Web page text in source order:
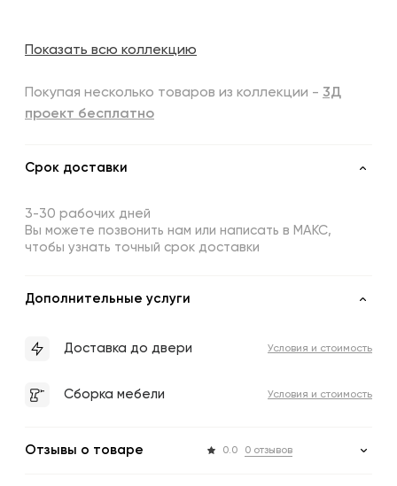
Показать всю коллекцию
Покупая несколько товаров из коллекции - 3Д
проект бесплатно
Срок доставки
3-30 рабочих дней
Вы можете позвонить нам или написать в МАКС,
чтобы узнать точный срок доставки
Дополнительные услуги
Доставка до двери Условия и стоимость
Сборка мебели Условия и стоимость
Отзывы о товаре 0.0 0 отзывов